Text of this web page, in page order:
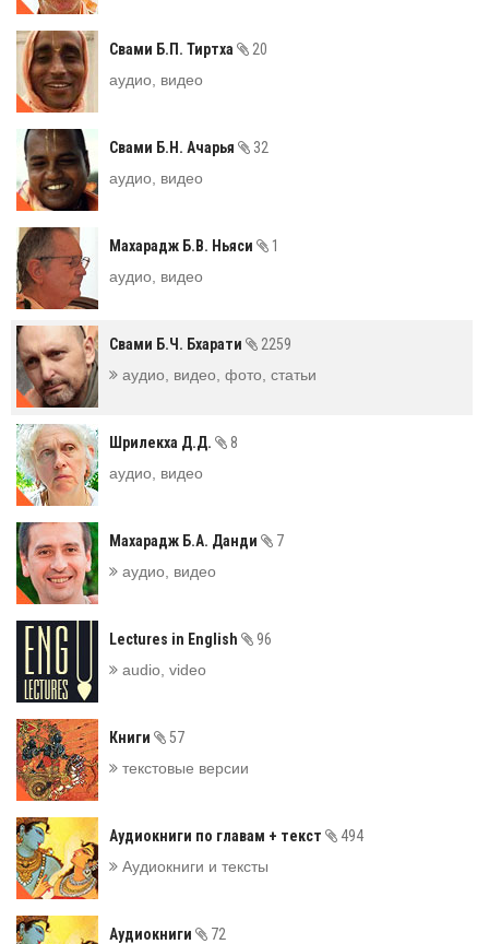
Свами Б.П. Тиртха
20
аудио, видео
Свами Б.Н. Ачарья
32
аудио, видео
Махарадж Б.В. Ньяси
1
аудио, видео
Свами Б.Ч. Бхарати
2259
аудио, видео, фото, статьи
Шрилекха Д.Д.
8
аудио, видео
Махарадж Б.А. Данди
7
аудио, видео
Lectures in English
96
audio, video
Книги
57
текстовые версии
Аудиокниги по главам + текст
494
Аудиокниги и тексты
Аудиокниги
72